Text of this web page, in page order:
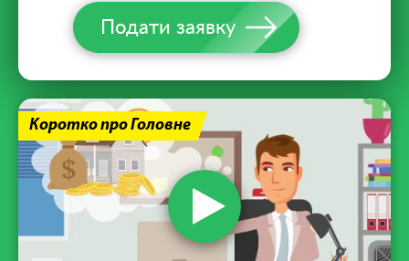
Подати заявку
Коротко про Головне